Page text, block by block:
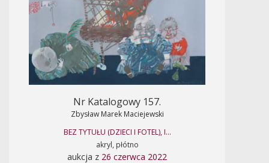
Nr Katalogowy 157.
Zbysław Marek Maciejewski
BEZ TYTUŁU (DZIECI I FOTEL), I...
akryl, płótno
aukcja z 26 czerwca 2022